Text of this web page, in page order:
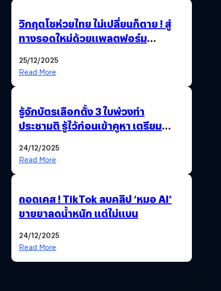
วิกฤตโชห่วยไทย ไม่เปลี่ยนก็ตาย ! สู่
ทางรอดใหม่ด้วยแพลตฟอร์ม
25/12/2025
Read More
รู้จักบัตรเลือกตั้ง 3 ใบพ่วงทำ
ประชามติ รู้ไว้ก่อนเข้าคูหา เตรียม
24/12/2025
Read More
ถอดเคส ! TikTok ลบคลิป ‘หมอ AI’
ขายยาลดน้ำหนัก แต่ไม่แบน
24/12/2025
Read More